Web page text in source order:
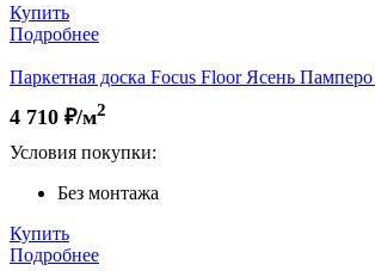
Купить
Подробнее
Паркетная доска Focus Floor Ясень
4 710 ₽/м2
Условия покупки:
Без монтажа
Купить
Подробнее